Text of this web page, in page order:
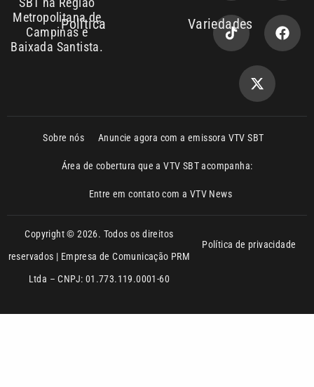
Copyright © 2026. Todos os direitos
reservados | Empresa de Comunicação PRM
Política de privacidade